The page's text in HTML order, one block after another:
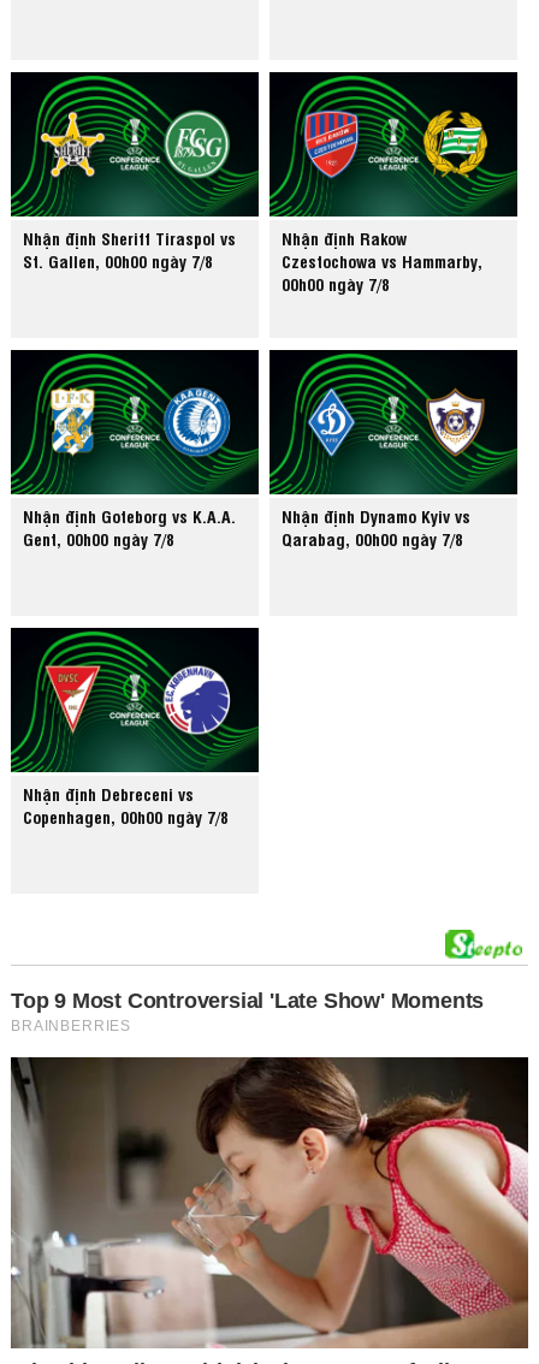
Nhận định Sheriff Tiraspol vs
St. Gallen, 00h00 ngày 7/8
Nhận định Rakow
Czestochowa vs Hammarby,
00h00 ngày 7/8
Nhận định Goteborg vs K.A.A.
Gent, 00h00 ngày 7/8
Nhận định Dynamo Kyiv vs
Qarabag, 00h00 ngày 7/8
Nhận định Debreceni vs
Copenhagen, 00h00 ngày 7/8